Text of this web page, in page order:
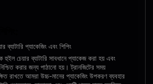
ব্যাটারি প্যাকেজিং এবং শিপিং
চেয়ার ব্যাটারি সাবধানে প্যাকেজ করা হয় এবং
করার জন্য পাঠানো হয়। ট্রানজিটের সময়
রাখতে আমরা উচ্চ-মানের প্যাকেজিং উপকরণ ব্যবহার